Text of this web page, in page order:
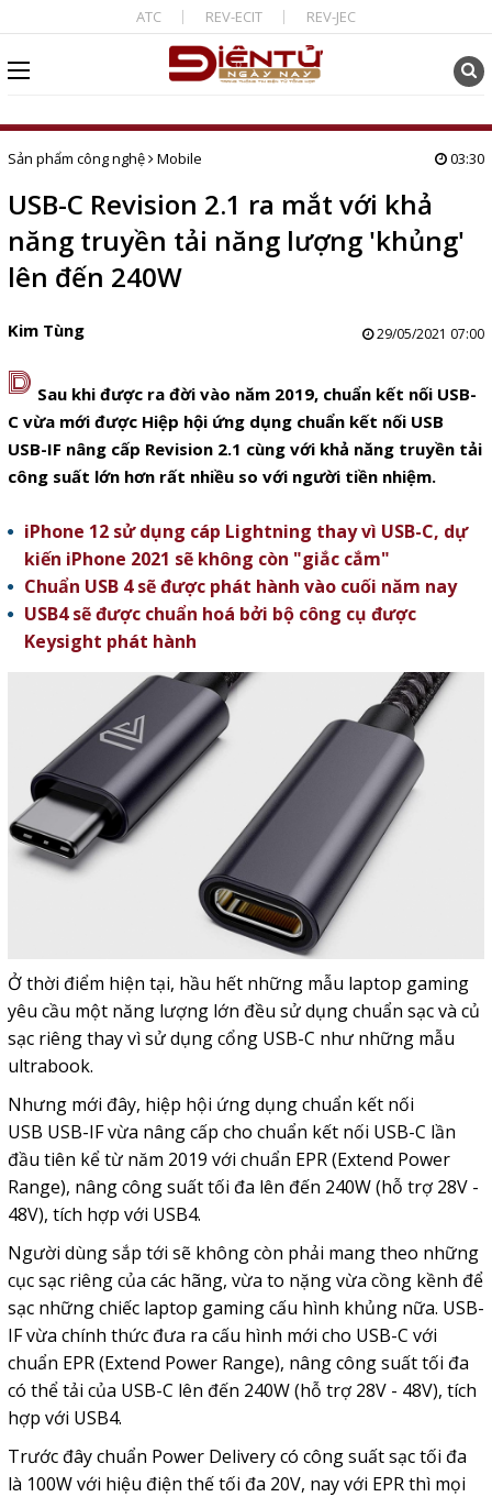
ATC REV-ECIT REV-JEC
Sản phẩm công nghệ Mobile 03:30
USB-C Revision 2.1 ra mắt với khả
năng truyền tải năng lượng 'khủng'
lên đến 240W
Kim Tùng 29/05/2021 07:00
D Sau khi được ra đời vào năm 2019, chuẩn kết nối USB-
C vừa mới được Hiệp hội ứng dụng chuẩn kết nối USB
USB-IF nâng cấp Revision 2.1 cùng với khả năng truyền tải
công suất lớn hơn rất nhiều so với người tiền nhiệm.
iPhone 12 sử dụng cáp Lightning thay vì USB-C, dự
kiến iPhone 2021 sẽ không còn "giắc cắm"
Chuẩn USB 4 sẽ được phát hành vào cuối năm nay
USB4 sẽ được chuẩn hoá bởi bộ công cụ được
Keysight phát hành
Ở thời điểm hiện tại, hầu hết những mẫu laptop gaming
yêu cầu một năng lượng lớn đều sử dụng chuẩn sạc và củ
sạc riêng thay vì sử dụng cổng USB-C như những mẫu
ultrabook.
Nhưng mới đây, hiệp hội ứng dụng chuẩn kết nối
USB USB-IF vừa nâng cấp cho chuẩn kết nối USB-C lần
đầu tiên kể từ năm 2019 với chuẩn EPR (Extend Power
Range), nâng công suất tối đa lên đến 240W (hỗ trợ 28V -
48V), tích hợp với USB4.
Người dùng sắp tới sẽ không còn phải mang theo những
cục sạc riêng của các hãng, vừa to nặng vừa cồng kềnh để
sạc những chiếc laptop gaming cấu hình khủng nữa. USB-
IF vừa chính thức đưa ra cấu hình mới cho USB-C với
chuẩn EPR (Extend Power Range), nâng công suất tối đa
có thể tải của USB-C lên đến 240W (hỗ trợ 28V - 48V), tích
hợp với USB4.
Trước đây chuẩn Power Delivery có công suất sạc tối đa
là 100W với hiệu điện thế tối đa 20V, nay với EPR thì mọi